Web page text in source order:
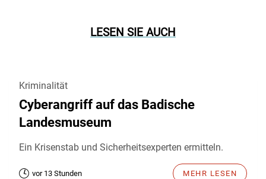
LESEN SIE AUCH
Kriminalität
Cyberangriff auf das Badische
Landesmuseum
Ein Krisenstab und Sicherheitsexperten ermitteln.
vor 13 Stunden MEHR LESEN